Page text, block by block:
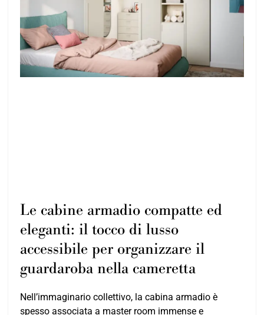
Le cabine armadio compatte ed
eleganti: il tocco di lusso
accessibile per organizzare il
guardaroba nella cameretta
Nell’immaginario collettivo, la cabina armadio è
spesso associata a master room immense e